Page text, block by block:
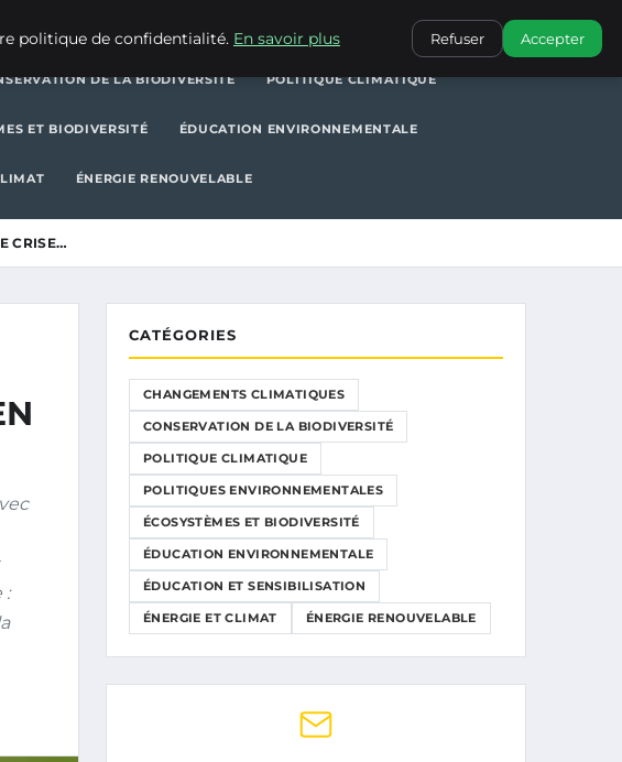
POLITIQUES ENVIRONNEMENTALES
DE LA BIODIVERSITÉ POLITIQUE CLIMATIQUE
ET BIODIVERSITÉ ÉDUCATION ENVIRONNEMENTALE
ÉNERGIE RENOUVELABLE
CRISE…
:
CATÉGORIES
CHANGEMENTS CLIMATIQUES
CONSERVATION DE LA BIODIVERSITÉ
POLITIQUE CLIMATIQUE
POLITIQUES ENVIRONNEMENTALES
ÉCOSYSTÈMES ET BIODIVERSITÉ
ÉDUCATION ENVIRONNEMENTALE
ÉDUCATION ET SENSIBILISATION
ÉNERGIE ET CLIMAT ÉNERGIE RENOUVELABLE
politique de confidentialité. En savoir plus Refuser Accepter